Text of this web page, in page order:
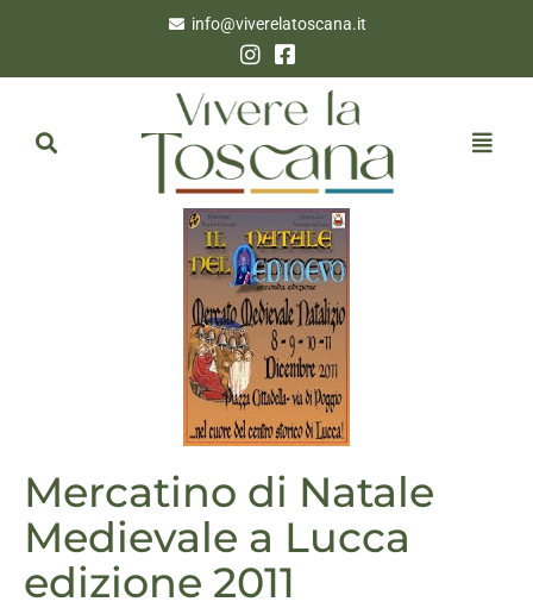
info@viverelatoscana.it
Mercatino di Natale
Medievale a Lucca
edizione 2011